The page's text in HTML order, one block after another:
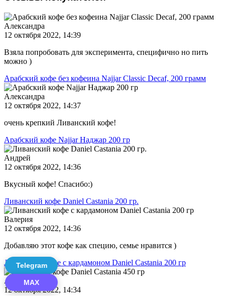
Александра
12 октября 2022, 14:39
Взяла попробовать для эксперимента, специфично но пить
можно )
Арабский кофе без кофеина Najjar Classic Decaf, 200 грамм
Александра
12 октября 2022, 14:37
очень крепкий Ливанский кофе!
Арабский кофе Najjar Наджар 200 гр
Андрей
12 октября 2022, 14:36
Вкусный кофе! Спасибо:)
Ливанский кофе Daniel Castania 200 гр.
Валерия
12 октября 2022, 14:36
Добавляю этот кофе как специю, семье нравится )
Ливанский кофе с кардамоном Daniel Castania 200 гр
Александр
12 октября 2022, 14:34
Telegram
MAX